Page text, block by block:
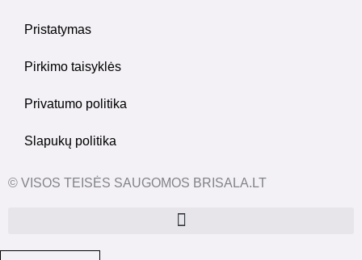
Pristatymas
Pirkimo taisyklės
Privatumo politika
Slapukų politika
© VISOS TEISĖS SAUGOMOS BRISALA.LT